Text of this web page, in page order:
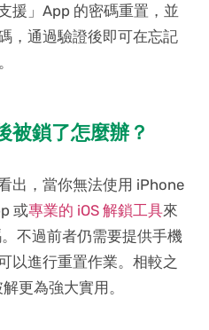
援」App 的密碼重置，並
，通過驗證後即可在忘記
被鎖了怎麼辦？
出，當你無法使用 iPhone
或專業的 iOS 解鎖工具來
不過前者仍需要提供手機
以進行重置作業。相較之
更為強大實用。